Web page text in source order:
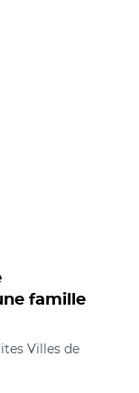
famille
Villes de